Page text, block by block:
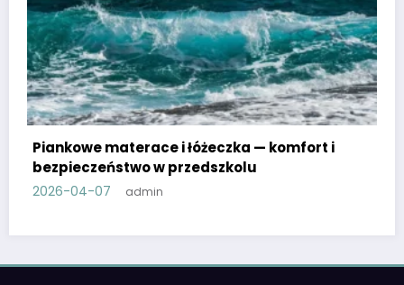
materiały plastyczne